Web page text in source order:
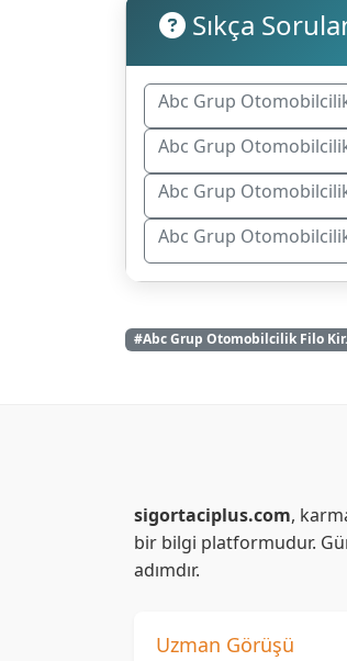
Sıkça
Abc Grup
Abc Grup
Abc Grup
Abc Grup
#Abc Grup Otomobilcilik Filo
sigortaciplus.com,
bir bilgi platformudur.
adımdır.
Uzman Görüşü